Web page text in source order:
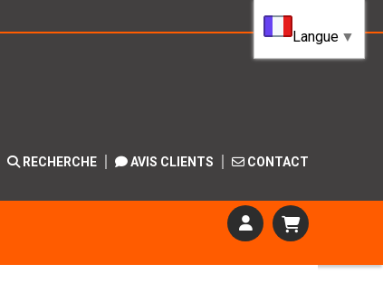
RECHERCHE AVIS CLIENTS CONTACT
Langue ▼